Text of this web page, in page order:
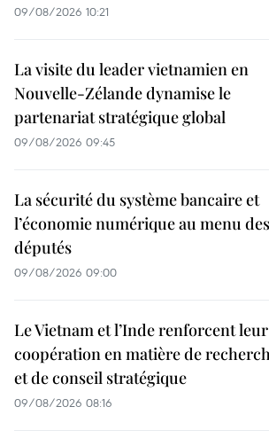
09/08/2026 10:21
La visite du leader vietnamien en
Nouvelle-Zélande dynamise le
partenariat stratégique global
09/08/2026 09:45
La sécurité du système bancaire et
l’économie numérique au menu des
députés
09/08/2026 09:00
Le Vietnam et l’Inde renforcent leur
coopération en matière de
et de conseil stratégique
09/08/2026 08:16